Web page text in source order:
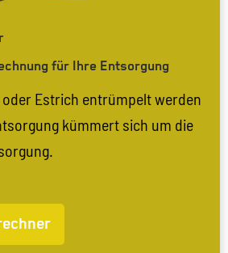
für Ihre Entsorgung
oder Estrich entrümpelt werden
kümmert sich um die